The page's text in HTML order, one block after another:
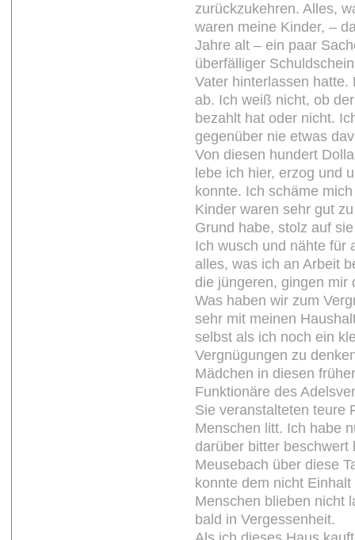
zurückzukehren. Alles,
waren meine Kinder, –
Jahre alt – ein paar
überfälliger
Vater hinterlassen
ab. Ich weiß nicht, ob
bezahlt hat oder nicht.
gegenüber nie etwas
Von diesen hundert
lebe ich hier, erzog und
konnte. Ich schäme
Kinder waren sehr gut
Grund habe, stolz auf
Ich wusch und nähte für
alles, was ich an Arbeit
die jüngeren, gingen mir
Was haben wir zum
sehr mit meinen
selbst als ich noch ein
Vergnügungen zu
Mädchen in diesen
Funktionäre des
Sie veranstalteten teure
Menschen litt. Ich habe
darüber bitter
Meusebach über diese
konnte dem nicht
Menschen blieben nicht
bald in Vergessenheit.